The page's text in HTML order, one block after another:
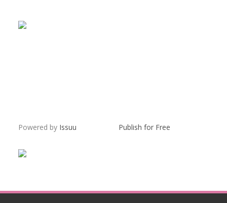
Powered by Issuu Publish for Free